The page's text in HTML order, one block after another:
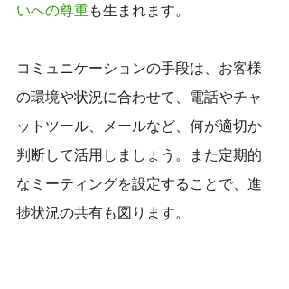
いへの尊重も生まれます。
コミュニケーションの手段は、お客様
の環境や状況に合わせて、電話やチャ
ットツール、メールなど、何が適切か
判断して活用しましょう。また定期的
なミーティングを設定することで、進
捗状況の共有も図ります。